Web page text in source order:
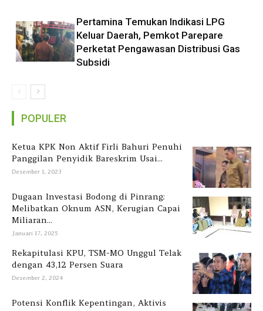
Pertamina Temukan Indikasi LPG
Keluar Daerah, Pemkot Parepare
Perketat Pengawasan Distribusi Gas
Subsidi
POPULER
Ketua KPK Non Aktif Firli Bahuri Penuhi
Panggilan Penyidik Bareskrim Usai...
Desember 1, 2023
Dugaan Investasi Bodong di Pinrang:
Melibatkan Oknum ASN, Kerugian Capai
Miliaran...
Januari 17, 2025
Rekapitulasi KPU, TSM-MO Unggul Telak
dengan 43,12 Persen Suara
Desember 2, 2024
Potensi Konflik Kepentingan, Aktivis